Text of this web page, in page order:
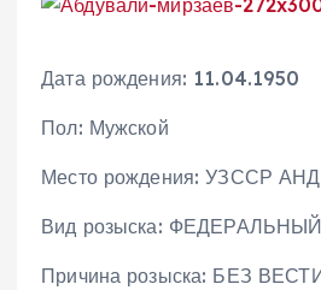
Дата рождения: 11.04.1950
Пол: Мужской
Место рождения: УЗССР
Вид розыска:
Причина розыска: БЕЗ